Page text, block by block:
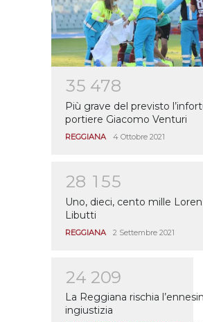
35 478
Più grave del previsto
portiere Giacomo Venturi
REGGIANA 4 Ottobre 2021
28 1 55
Uno, dieci, cento mille
Libutti
REGGIANA 2 Settembre 2021
24 209
La Reggiana rischia
ingiustizia